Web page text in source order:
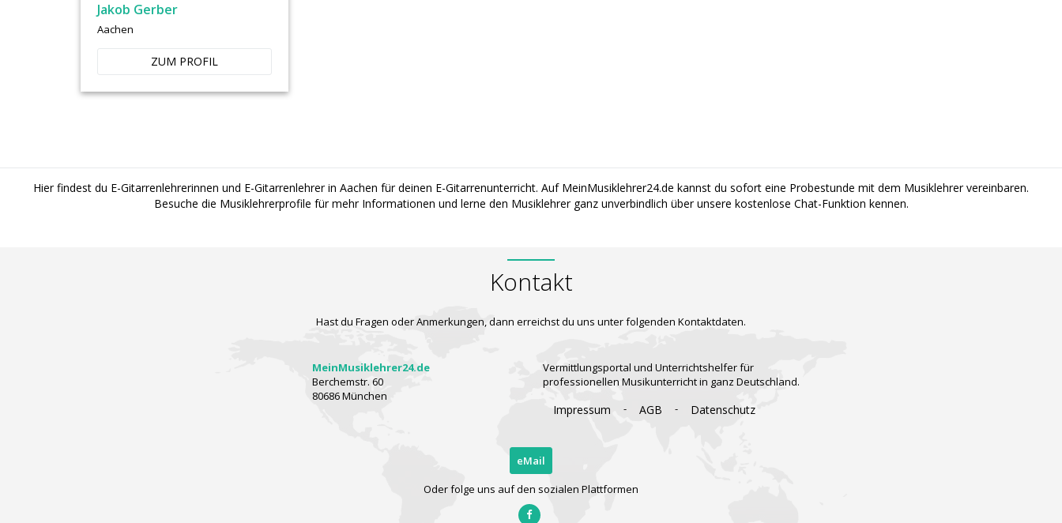
Jakob Gerber
Aachen
ZUM PROFIL
Hier findest du E-Gitarrenlehrerinnen und E-Gitarrenlehrer in Aachen für deinen E-Gitarrenunterricht. Auf MeinMusiklehrer24.de kannst du sofort eine Probestunde mit dem Musiklehrer vereinbaren.
Besuche die Musiklehrerprofile für mehr Informationen und lerne den Musiklehrer ganz unverbindlich über unsere kostenlose Chat-Funktion kennen.
Kontakt
Hast du Fragen oder Anmerkungen, dann erreichst du uns unter folgenden Kontaktdaten.
MeinMusiklehrer24.de
Berchemstr. 60
80686 München
Vermittlungsportal und Unterrichtshelfer für
professionellen Musikunterricht in ganz Deutschland.
Impressum - AGB - Datenschutz
eMail
Oder folge uns auf den sozialen Plattformen